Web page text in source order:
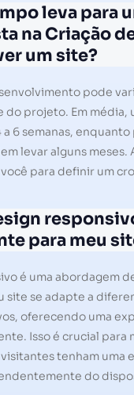
leva para
na Criação
um site?
pode
do projeto. Em média,
6 semanas,
levar alguns meses.
para definir um
para meu
é uma abordagem
site se adapte a
oferecendo uma
Isso é crucial para
tenham uma
do